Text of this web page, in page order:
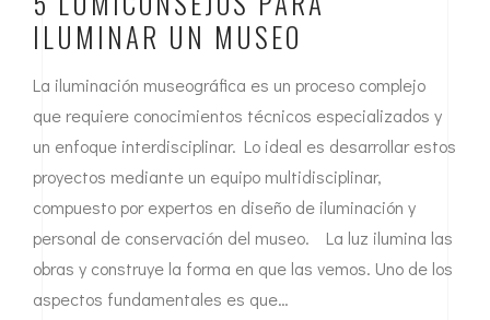
ILUMINAR UN MUSEO
La iluminación museográfica es un proceso complejo
que requiere conocimientos técnicos especializados y
un enfoque interdisciplinar. Lo ideal es desarrollar estos
proyectos mediante un equipo multidisciplinar,
compuesto por expertos en diseño de iluminación y
personal de conservación del museo. La luz ilumina las
obras y construye la forma en que las vemos. Uno de los
aspectos fundamentales es que…